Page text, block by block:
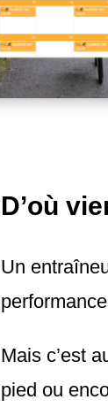
D’où
Un
Mais c’est
pied ou